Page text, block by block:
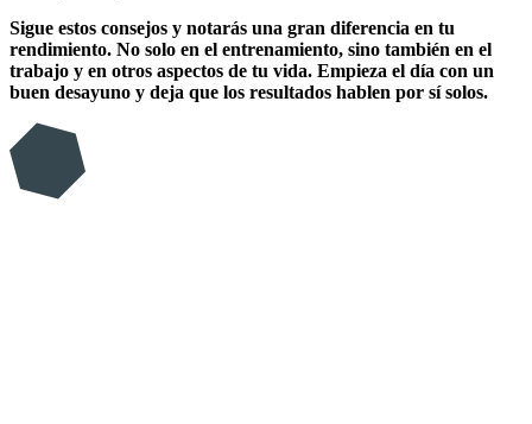
Sigue estos consejos y notarás una gran diferencia en tu
rendimiento. No solo en el entrenamiento, sino también en el
trabajo y en otros aspectos de tu vida. Empieza el día con un
buen desayuno y deja que los resultados hablen por sí solos.